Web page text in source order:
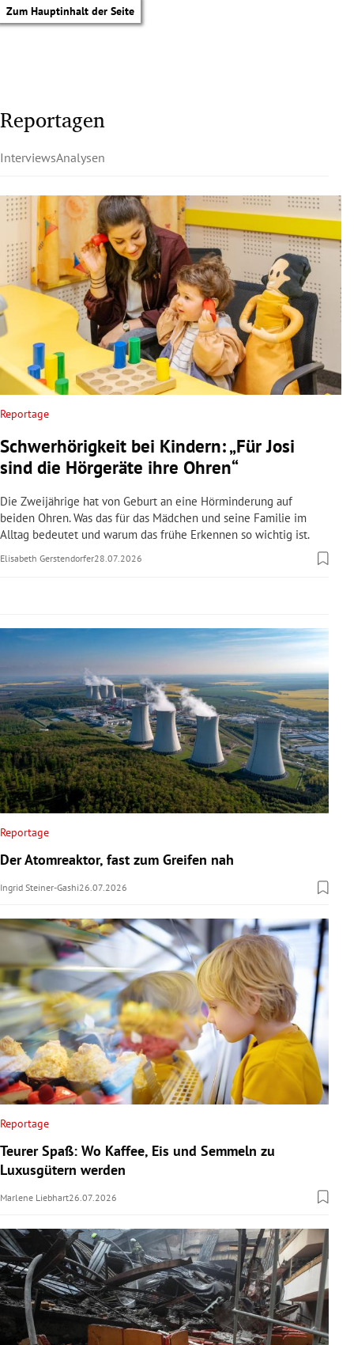
Zum Hauptinhalt der Seite
Untermenü
Untermenü
Untermenü
Untermenü
Untermenü
Untermenü
Untermenü
Untermenü
Reportagen
InterviewsAnalysen
Reportage
Schwerhörigkeit bei Kindern: „Für Josi
sind die Hörgeräte ihre Ohren“
Die Zweijährige hat von Geburt an eine Hörminderung auf
beiden Ohren. Was das für das Mädchen und seine Familie im
Alltag bedeutet und warum das frühe Erkennen so wichtig ist.
Elisabeth Gerstendorfer28.07.2026
Reportage
Der Atomreaktor, fast zum Greifen nah
Ingrid Steiner-Gashi26.07.2026
Reportage
Teurer Spaß: Wo Kaffee, Eis und Semmeln zu
Luxusgütern werden
Marlene Liebhart26.07.2026